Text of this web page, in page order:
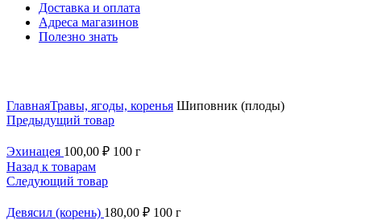
Доставка и оплата
Адреса магазинов
Полезно знать
ГлавнаяТравы, ягоды, коренья Шиповник (плоды)
Предыдущий товар
Эхинацея 100,00 ₽ 100 г
Назад к товарам
Следующий товар
Девясил (корень) 180,00 ₽ 100 г